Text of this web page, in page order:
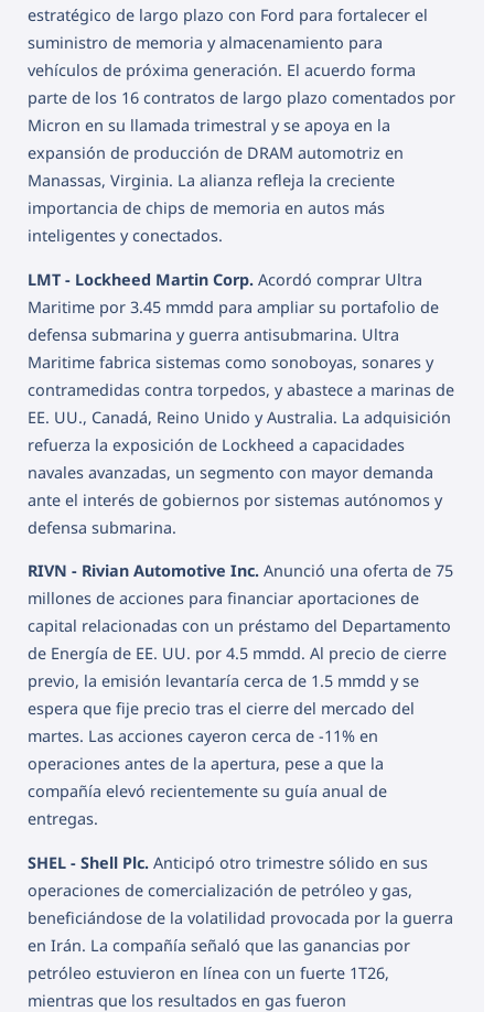
estratégico de largo plazo con Ford para fortalecer el
suministro de memoria y almacenamiento para
vehículos de próxima generación. El acuerdo forma
parte de los 16 contratos de largo plazo comentados por
Micron en su llamada trimestral y se apoya en la
expansión de producción de DRAM automotriz en
Manassas, Virginia. La alianza refleja la creciente
importancia de chips de memoria en autos más
inteligentes y conectados.
LMT - Lockheed Martin Corp. Acordó comprar Ultra
Maritime por 3.45 mmdd para ampliar su portafolio de
defensa submarina y guerra antisubmarina. Ultra
Maritime fabrica sistemas como sonoboyas, sonares y
contramedidas contra torpedos, y abastece a marinas de
EE. UU., Canadá, Reino Unido y Australia. La adquisición
refuerza la exposición de Lockheed a capacidades
navales avanzadas, un segmento con mayor demanda
ante el interés de gobiernos por sistemas autónomos y
defensa submarina.
RIVN - Rivian Automotive Inc. Anunció una oferta de 75
millones de acciones para financiar aportaciones de
capital relacionadas con un préstamo del Departamento
de Energía de EE. UU. por 4.5 mmdd. Al precio de cierre
previo, la emisión levantaría cerca de 1.5 mmdd y se
espera que fije precio tras el cierre del mercado del
martes. Las acciones cayeron cerca de -11% en
operaciones antes de la apertura, pese a que la
compañía elevó recientemente su guía anual de
entregas.
SHEL - Shell Plc. Anticipó otro trimestre sólido en sus
operaciones de comercialización de petróleo y gas,
beneficiándose de la volatilidad provocada por la guerra
en Irán. La compañía señaló que las ganancias por
petróleo estuvieron en línea con un fuerte 1T26,
mientras que los resultados en gas fueron